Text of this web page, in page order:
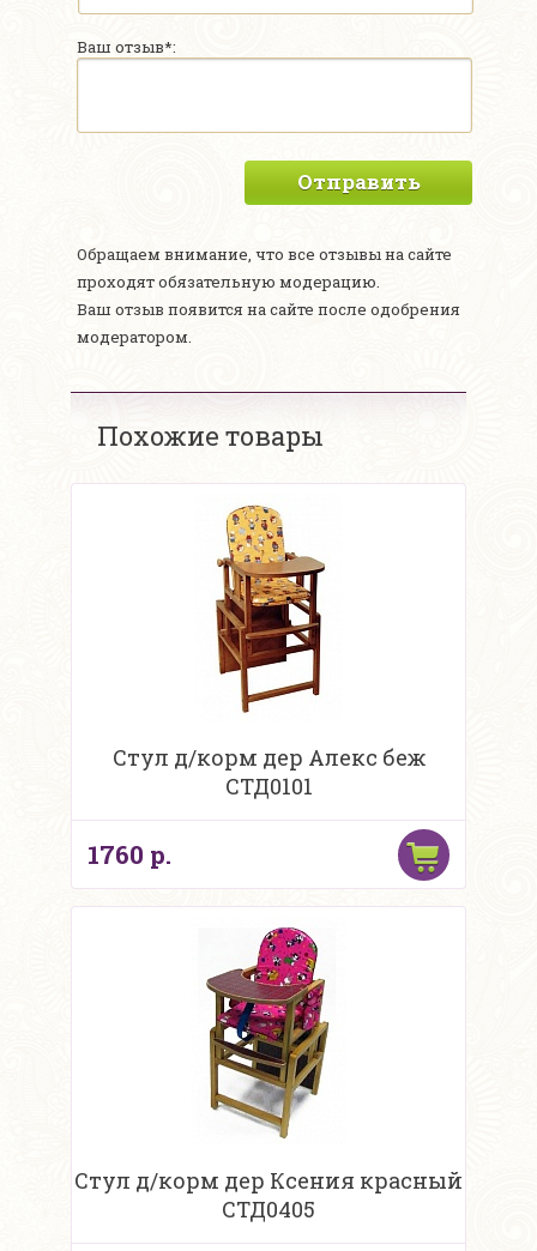
Ваш отзыв*:
Отправить
Обращаем внимание, что все отзывы на сайте
проходят обязательную модерацию.
Ваш отзыв появится на сайте после одобрения
модератором.
Похожие товары
Стул д/корм дер Алекс беж
СТД0101
1760 р.
Стул д/корм дер Ксения красный
СТД0405